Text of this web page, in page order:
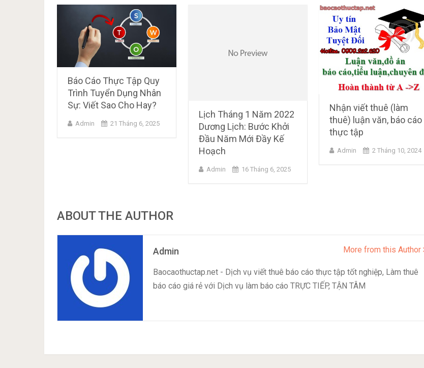
Báo Cáo Thực Tập Quy
Trình Tuyển Dụng Nhân
Sự: Viết Sao Cho Hay?
Admin 21 Tháng 6, 2025
Lịch Tháng 1 Năm 2022
Dương Lịch: Bước Khởi
Đầu Năm Mới Đầy Kế
Hoạch
Admin 16 Tháng 6, 2025
Nhận viết thuê (làm
thuê) luận văn, báo cáo
thực tập
Admin 2 Tháng 10, 2024
ABOUT THE AUTHOR
Admin More from this Author
Baocaothuctap.net - Dịch vụ viết thuê báo cáo thực tập tốt nghiệp, Làm thuê
báo cáo giá rẻ với Dịch vụ làm báo cáo TRỰC TIẾP, TẬN TÂM